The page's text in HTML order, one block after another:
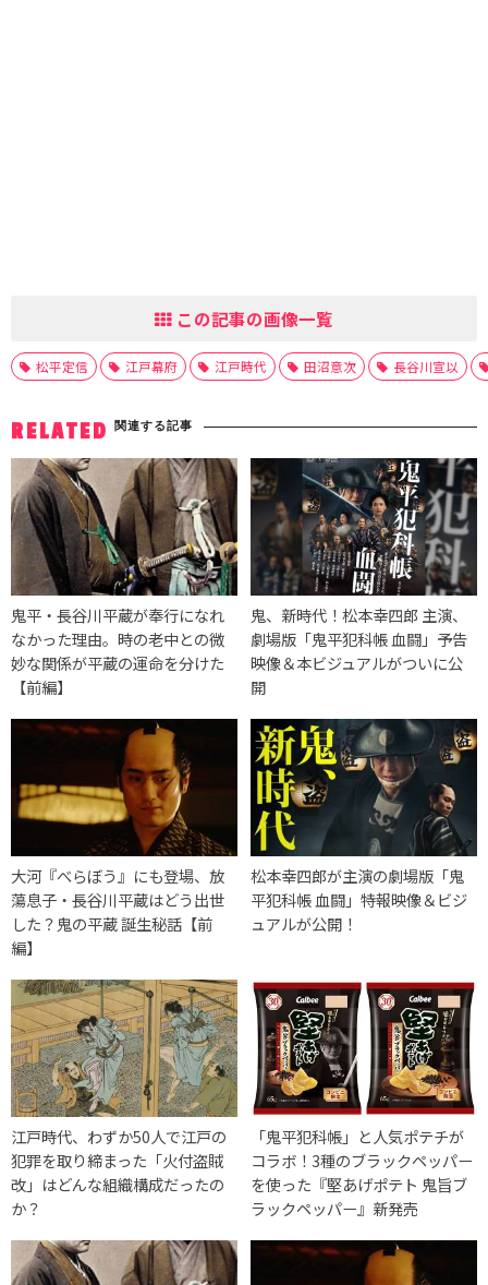
この記事の画像一覧
松平定信 江戸幕府 江戸時代 田沼意次 長谷川宣以
RELATED 関連する記事
鬼平・長谷川平蔵が奉行になれ
なかった理由。時の老中との微
妙な関係が平蔵の運命を分けた
【前編】
鬼、新時代！松本幸四郎 主演、
劇場版「鬼平犯科帳 血闘」予告
映像＆本ビジュアルがついに公
開
大河『べらぼう』にも登場、放
蕩息子・長谷川平蔵はどう出世
した？鬼の平蔵 誕生秘話【前
編】
松本幸四郎が主演の劇場版「鬼
平犯科帳 血闘」特報映像＆ビジ
ュアルが公開！
江戸時代、わずか50人で江戸の
犯罪を取り締まった「火付盗賊
改」はどんな組織構成だったの
か？
「鬼平犯科帳」と人気ポテチが
コラボ！3種のブラックペッパー
を使った『堅あげポテト 鬼旨ブ
ラックペッパー』新発売